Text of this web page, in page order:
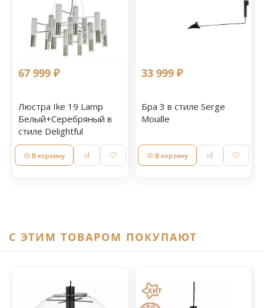
67 999 ₽
Люстра Ike 19 Lamp
Белый+Серебряный в
стиле Delightful
В корзину
33 999 ₽
Бра 3 в стиле Serge
Mouille
В корзину
C ЭТИМ ТОВАРОМ ПОКУПАЮТ